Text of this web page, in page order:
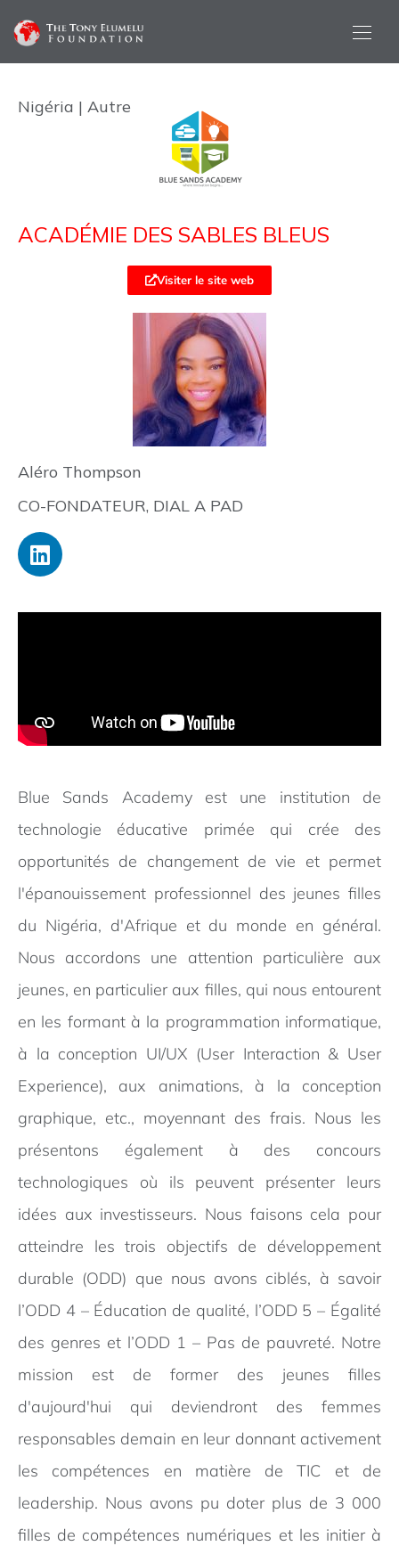
Nigéria | Autre
ACADÉMIE DES SABLES BLEUS
Visiter le site web
Aléro Thompson
CO-FONDATEUR, DIAL A PAD
Blue Sands Academy est une institution de
technologie éducative primée qui crée des
opportunités de changement de vie et permet
l'épanouissement professionnel des jeunes filles
du Nigéria, d'Afrique et du monde en général.
Nous accordons une attention particulière aux
jeunes, en particulier aux filles, qui nous entourent
en les formant à la programmation informatique,
à la conception UI/UX (User Interaction & User
Experience), aux animations, à la conception
graphique, etc., moyennant des frais. Nous les
présentons également à des concours
technologiques où ils peuvent présenter leurs
idées aux investisseurs. Nous faisons cela pour
atteindre les trois objectifs de développement
durable (ODD) que nous avons ciblés, à savoir
l’ODD 4 – Éducation de qualité, l’ODD 5 – Égalité
des genres et l’ODD 1 – Pas de pauvreté. Notre
mission est de former des jeunes filles
d'aujourd'hui qui deviendront des femmes
responsables demain en leur donnant activement
les compétences en matière de TIC et de
leadership. Nous avons pu doter plus de 3 000
filles de compétences numériques et les initier à